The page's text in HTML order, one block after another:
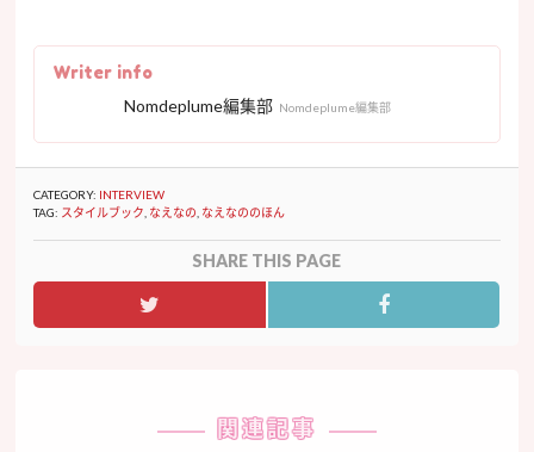
Writer info
Nomdeplume編集部 Nomdeplume編集部
CATEGORY: INTERVIEW
TAG: スタイルブック なえなの なえなののほん
SHARE THIS PAGE
関連記事